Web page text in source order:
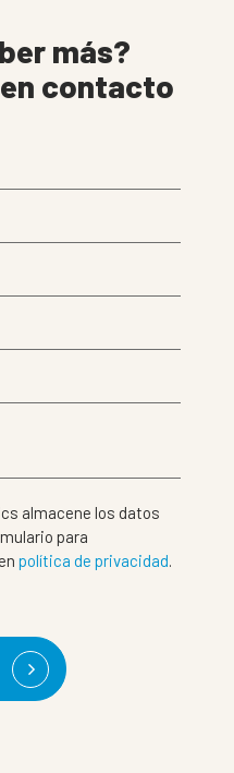
más?
contacto
almacene los datos
para
política de privacidad.